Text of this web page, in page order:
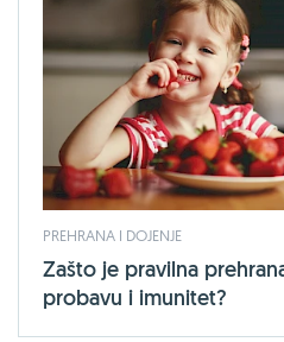
PREHRANA I DOJENJE
Zašto je pravilna
probavu i imunitet?